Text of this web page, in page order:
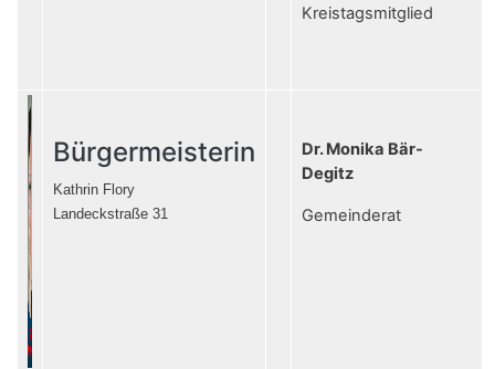
Kreistagsmitglied
Bürgermeisterin
Kathrin Flory
Landeckstraße 31
Dr. Monika Bär-
Degitz
Gemeinderat